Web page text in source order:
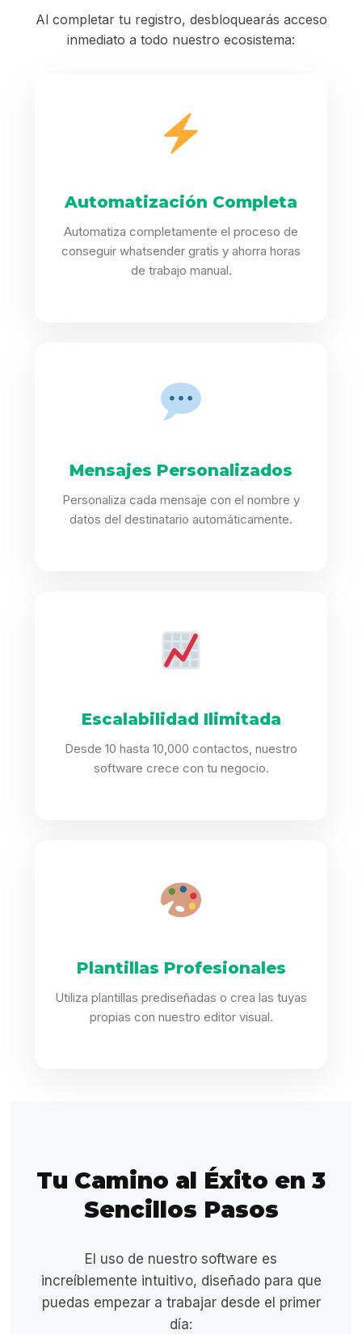
Al completar tu registro, desbloquearás acceso
inmediato a todo nuestro ecosistema:
Automatización Completa
Automatiza completamente el proceso de
conseguir whatsender gratis y ahorra horas
de trabajo manual.
Mensajes Personalizados
Personaliza cada mensaje con el nombre y
datos del destinatario automáticamente.
Escalabilidad Ilimitada
Desde 10 hasta 10,000 contactos, nuestro
software crece con tu negocio.
Plantillas Profesionales
Utiliza plantillas prediseñadas o crea las tuyas
propias con nuestro editor visual.
Tu Camino al Éxito en 3
Sencillos Pasos
El uso de nuestro software es
increíblemente intuitivo, diseñado para que
puedas empezar a trabajar desde el primer
día: